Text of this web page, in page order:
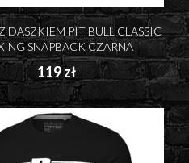
DASZKIEM PIT BULL CLASSIC
SNAPBACK CZARNA
119 zł